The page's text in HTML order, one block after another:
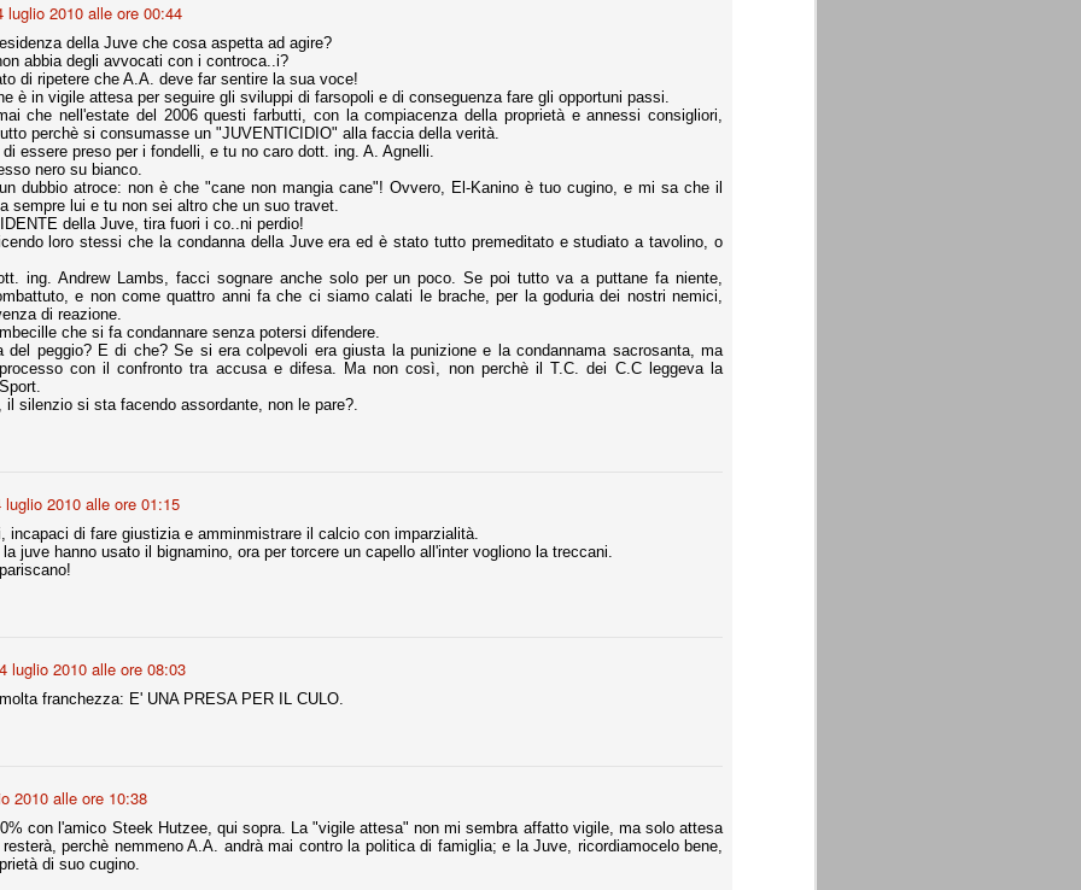
luglio 2010 alle ore 00:44
della Juve che cosa aspetta ad agire?
abbia degli avvocati con i controca..i?
di ripetere che A.A. deve far sentire la sua voce!
è in vigile attesa per seguire gli sviluppi di farsopoli e di conseguenza fare gli opportuni passi.
che nell'estate del 2006 questi farbutti, con la compiacenza della proprietà e annessi consigliori,
perchè si consumasse un "JUVENTICIDIO" alla faccia della verità.
di essere preso per i fondelli, e tu no caro dott. ing. A. Agnelli.
nero su bianco.
dubbio atroce: non è che "cane non mangia cane"! Ovvero, El-Kanino è tuo cugino, e mi sa che il
sempre lui e tu non sei altro che un suo travet.
della Juve, tira fuori i co..ni perdio!
loro stessi che la condanna della Juve era ed è stato tutto premeditato e studiato a tavolino, o
ing. Andrew Lambs, facci sognare anche solo per un poco. Se poi tutto va a puttane fa niente,
e non come quattro anni fa che ci siamo calati le brache, per la goduria dei nostri nemici,
di reazione.
che si fa condannare senza potersi difendere.
del peggio? E di che? Se si era colpevoli era giusta la punizione e la condannama sacrosanta, ma
con il confronto tra accusa e difesa. Ma non così, non perchè il T.C. dei C.C leggeva la
il silenzio si sta facendo assordante, non le pare?.
luglio 2010 alle ore 01:15
incapaci di fare giustizia e amminmistrare il calcio con imparzialità.
juve hanno usato il bignamino, ora per torcere un capello all'inter vogliono la treccani.
4 luglio 2010 alle ore 08:03
franchezza: E' UNA PRESA PER IL CULO.
2010 alle ore 10:38
con l'amico Steek Hutzee, qui sopra. La "vigile attesa" non mi sembra affatto vigile, ma solo attesa
perchè nemmeno A.A. andrà mai contro la politica di famiglia; e la Juve, ricordiamocelo bene,
di suo cugino.
- Lazio 2-0
italiana, diventando così la squadra più titolata in Italia in
il Milan (a meno di classifiche e tabelle "galliane"), fermo a quota 6.
i bianconeri a trovare una certa unità dopo le prime deludenti
non è una barzelletta. O forse sì, fate voi, ma non fa ridere. Ci
non è una storiaccia legata alla ex Jugoslavia. Dicevamo che ci sono
età (29 anni), e sono fisicamente simili, entrambi grandi e grossi.
europee, e tutti e due sono appena arrivati a giocare in Italia. Il
finora sono le motivazioni del giudizio di Cassazione relativo a
scelto di farsi giudicare con il rito abbreviato.
e quindi non le commenteremo, le considerazioni (di parte)
dalla maggior parte dei media (chissà perché...), come fossero
quello che è: un allenamento in vista della stagione, una ghiotta
preziosi minuti nelle gambe. E chi sabato era allo stadio a San
di ammortamento + ingaggio lordo annuo. La somma della potenza
fatturato 2014/15, che dovrebbe comunque essere intorno ai 320
2015/16, esercizio appena iniziato.